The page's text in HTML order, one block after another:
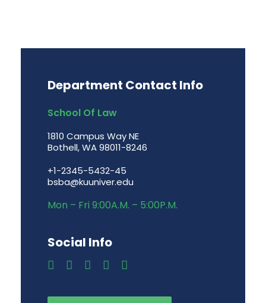
Department Contact Info
School Of Law
1810 Campus Way NE
Bothell, WA 98011-8246
+1-2345-5432-45
bsba@kuuniver.edu
Mon – Fri 9:00A.M. – 5:00P.M.
Social Info